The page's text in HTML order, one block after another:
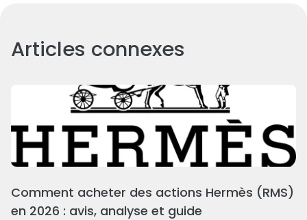
Articles connexes
Comment acheter des actions Hermès (RMS)
en 2026 : avis, analyse et guide